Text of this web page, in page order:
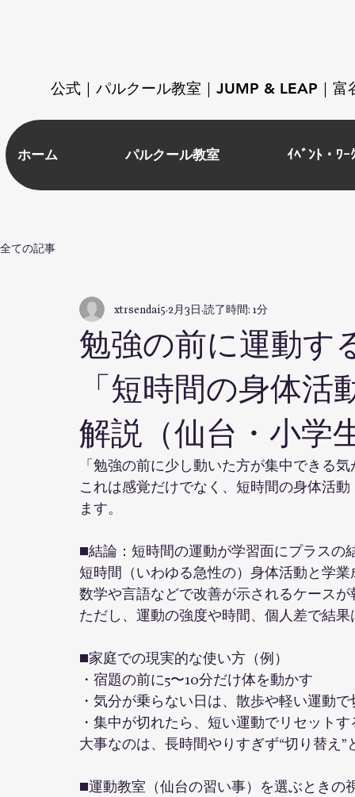
公式｜パルクール教室｜JUMP & LEAP｜
ホーム パルクール教室 ｲﾍﾞﾝﾄ・ﾜｰ
全ての記事
勉強の前に運動す
「短時間の身体
解説（仙台・小学
xtrsendai5 2月3日 読了時間: 1分
「勉強の前に少し動いた方が集中できる
これは感覚だけでなく、短時間の身体活
ます。
■結論：短時間の運動が学習面にプラスの
短時間（いわゆる急性の）身体活動と学
数学や言語などで改善が示されるケース
ただし、運動の強度や時間、個人差で結
■家庭での現実的な使い方（例）
・宿題の前に5〜10分だけ体を動かす
・気分が乗らない日は、散歩や軽い運動
・集中が切れたら、短い運動でリセットす
大事なのは、長時間やりすぎず“切り替え
■運動教室（仙台の習い事）を選ぶときの